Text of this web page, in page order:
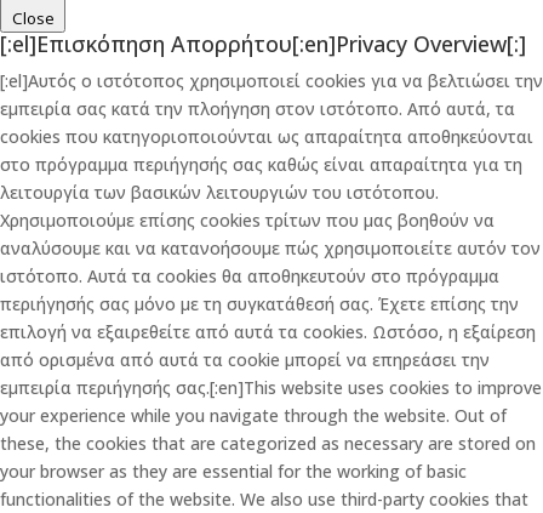
Close
[:el]Επισκόπηση Απορρήτου[:en]Privacy Overview[:]
[:el]Αυτός ο ιστότοπος χρησιμοποιεί cookies για να βελτιώσει την
εμπειρία σας κατά την πλοήγηση στον ιστότοπο. Από αυτά, τα
cookies που κατηγοριοποιούνται ως απαραίτητα αποθηκεύονται
στο πρόγραμμα περιήγησής σας καθώς είναι απαραίτητα για τη
λειτουργία των βασικών λειτουργιών του ιστότοπου.
Χρησιμοποιούμε επίσης cookies τρίτων που μας βοηθούν να
αναλύσουμε και να κατανοήσουμε πώς χρησιμοποιείτε αυτόν τον
ιστότοπο. Αυτά τα cookies θα αποθηκευτούν στο πρόγραμμα
περιήγησής σας μόνο με τη συγκατάθεσή σας. Έχετε επίσης την
επιλογή να εξαιρεθείτε από αυτά τα cookies. Ωστόσο, η εξαίρεση
από ορισμένα από αυτά τα cookie μπορεί να επηρεάσει την
εμπειρία περιήγησής σας.[:en]This website uses cookies to improve
your experience while you navigate through the website. Out of
these, the cookies that are categorized as necessary are stored on
your browser as they are essential for the working of basic
functionalities of the website. We also use third-party cookies that